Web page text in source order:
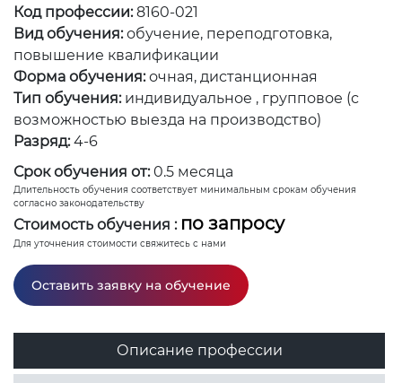
Код профессии:8160-021
Вид обучения: обучение, переподготовка,
повышение квалификации
Форма обучения: очная, дистанционная
Тип обучения: индивидуальное , групповое (с
возможностью выезда на производство)
Разряд: 4-6
Срок обучения от: 0.5 месяца
Длительность обучения соответствует минимальным срокам обучения
согласно законодательству
Стоимость обучения : по запросу
Для уточнения стоимости свяжитесь с нами
Оставить заявку на обучение
Описание профессии